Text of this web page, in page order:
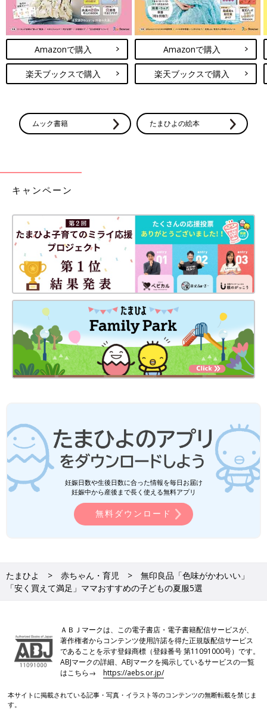
Amazonで購入
楽天ブックスで購入
Amazonで購入
楽天ブックスで購入
ムック書籍 たまひよの絵本
キャンペーン
妊娠日数や生後日数に合った情報を毎日お届け
妊娠中から産後まで長く使える無料アプリ
無料ダウンロード
たまひよ 赤ちゃん・育児
無印良品「色味がかわいい」
「安く買えて満足」ママおすすめの子どもの夏服5選
ＡＢＪマークは、この電子書店・電子書籍配信サービスが、
著作権者からコンテンツ使用許諾を得た正規版配信サービス
であることを示す登録商標（登録番号 第11091000号）です。
ABJマークの詳細、ABJマークを掲示しているサービスの一覧
はこちら→https://aebs.or.jp/
本サイトに掲載されている記事・写真・イラスト等のコンテンツの無断転載を禁じま
す。